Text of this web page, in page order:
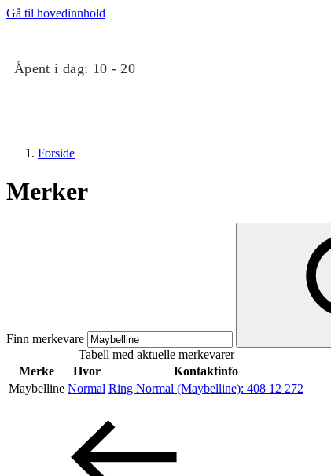
Gå til hovedinnhold
Åpent i dag: 10 - 20
Mat og drikke
Helse
Aktiviteter
Tilbud
Forside
Merker
Finn merkevare
Tabell med aktuelle merkevarer
Merke
Hvor
Kontaktinfo
Maybelline Normal Ring Normal (Maybelline): 408 12 272